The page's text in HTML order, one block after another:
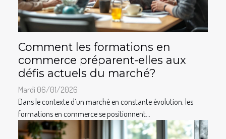
Comment les formations en
commerce préparent-elles aux
défis actuels du marché?
Mardi 06/01/2026
Dans le contexte d’un marché en constante évolution, les
formations en commerce se positionnent...